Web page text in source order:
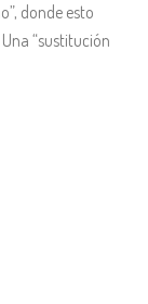
donde esto
“sustitución